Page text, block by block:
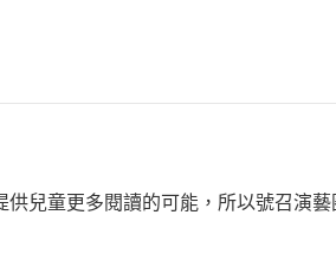
兒童更多閱讀的可能，所以號召演